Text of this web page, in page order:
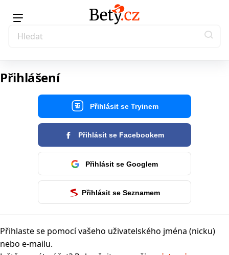
Přihlášení
Přihlásit se Tryinem
Přihlásit se Facebookem
Přihlásit se Googlem
Přihlásit se Seznamem
Přihlaste se pomocí vašeho uživatelského jména (nicku)
nebo e-mailu.